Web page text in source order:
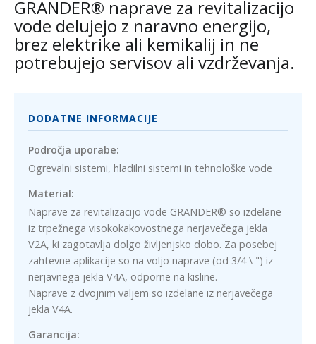
GRANDER® naprave za revitalizacijo
vode delujejo z naravno energijo,
brez elektrike ali kemikalij in ne
potrebujejo servisov ali vzdrževanja.
DODATNE INFORMACIJE
Področja uporabe:
Ogrevalni sistemi, hladilni sistemi in tehnološke vode
Material:
Naprave za revitalizacijo vode GRANDER® so izdelane
iz trpežnega visokokakovostnega nerjavečega jekla
V2A, ki zagotavlja dolgo življenjsko dobo. Za posebej
zahtevne aplikacije so na voljo naprave (od 3/4 \ ") iz
nerjavnega jekla V4A, odporne na kisline.
Naprave z dvojnim valjem so izdelane iz nerjavečega
jekla V4A.
Garancija: